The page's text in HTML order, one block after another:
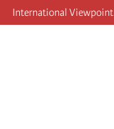
International Viewpoint